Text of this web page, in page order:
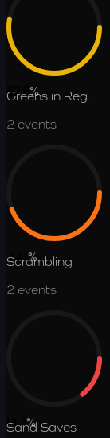
52.8%
Greens in Reg.
2 events
44.1%
Scrambling
2 events
14.3%
Sand Saves